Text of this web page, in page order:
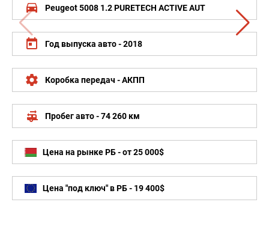
drive_eta Peugeot 5008 1.2 PURETECH ACTIVE AUT
today Год выпуска авто - 2018
settings Коробка передач - АКПП
rv_hookup Пробег авто - 74 260 км
Цена на рынке РБ - от 25 000$
Цена "под ключ" в РБ - 19 400$